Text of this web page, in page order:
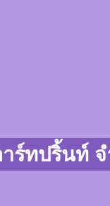
ร์ทปริ้นท์